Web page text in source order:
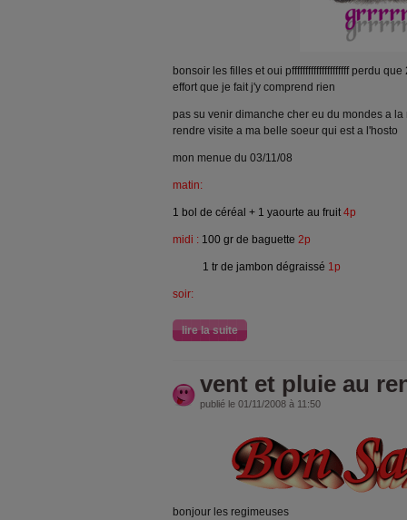
bonsoir les filles et oui pfffffffffffffffffffff perdu
effort que je fait j'y comprend rien
pas su venir dimanche cher eu du mondes a
rendre visite a ma belle soeur qui est a l'hosto
mon menue du 03/11/08
matin:
1 bol de céréal + 1 yaourte au fruit4p
midi : 100 gr de baguette 2p
1 tr de jambon dégraissé 1p
soir:
lire la suite
vent et pluie au
publié le 01/11/2008 à 11:50
bonjour les regimeuses